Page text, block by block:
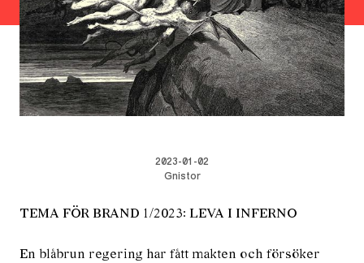
2023-01-02
Gnistor
TEMA FÖR BRAND 1/2023: LEVA I INFERNO
En blåbrun regering har fått makten och försöker